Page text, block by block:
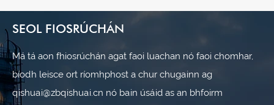
SEOL FIOSRÚCHÁN
Má tá aon fhiosrúchán agat faoi luachan nó faoi chomhar,
bíodh leisce ort ríomhphost a chur chugainn ag
qishuai@zbqishuai.cn nó bain úsáid as an bhfoirm